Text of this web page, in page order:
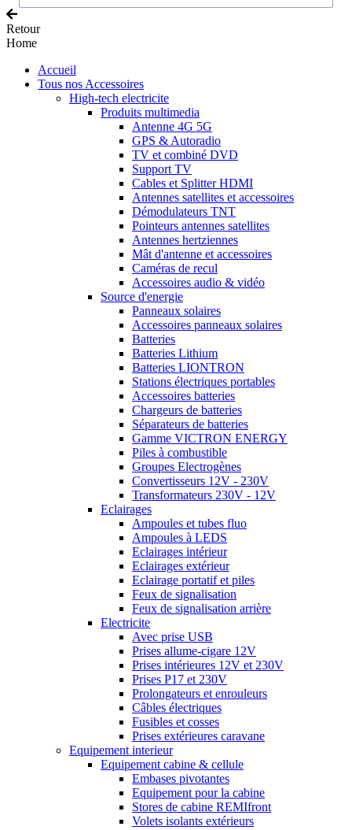
Retour
Home
Accueil
Tous nos Accessoires
High-tech electricite
Produits multimedia
Antenne 4G 5G
GPS & Autoradio
TV et combiné DVD
Support TV
Cables et Splitter HDMI
Antennes satellites et accessoires
Démodulateurs TNT
Pointeurs antennes satellites
Antennes hertziennes
Mât d'antenne et accessoires
Caméras de recul
Accessoires audio & vidéo
Source d'energie
Panneaux solaires
Accessoires panneaux solaires
Batteries
Batteries Lithium
Batteries LIONTRON
Stations électriques portables
Accessoires batteries
Chargeurs de batteries
Séparateurs de batteries
Gamme VICTRON ENERGY
Piles à combustible
Groupes Electrogènes
Convertisseurs 12V - 230V
Transformateurs 230V - 12V
Eclairages
Ampoules et tubes fluo
Ampoules à LEDS
Eclairages intérieur
Eclairages extérieur
Eclairage portatif et piles
Feux de signalisation
Feux de signalisation arrière
Electricite
Avec prise USB
Prises allume-cigare 12V
Prises intérieures 12V et 230V
Prises P17 et 230V
Prolongateurs et enrouleurs
Câbles électriques
Fusibles et cosses
Prises extérieures caravane
Equipement interieur
Equipement cabine & cellule
Embases pivotantes
Equipement pour la cabine
Stores de cabine REMIfront
Volets isolants extérieurs